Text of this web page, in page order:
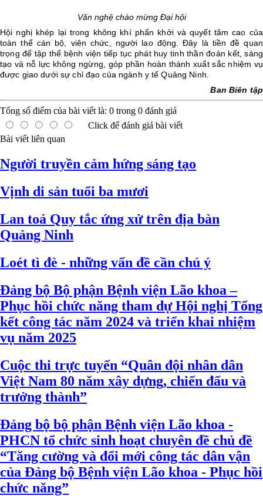
Văn nghệ chào mừng Đại hội
Hội nghị khép lại trong không khí phấn khởi và quyết tâm cao của
toàn thể cán bộ, viên chức, người lao động. Đây là tiền đề quan
trọng để tập thể bệnh viện tiếp tục phát huy tinh thần đoàn kết, sáng
tạo và nỗ lực không ngừng, góp phần hoàn thành xuất sắc nhiệm vụ
được giao dưới sự chỉ đạo của ngành y tế Quảng Ninh.
Ban Biên tập
Tổng số điểm của bài viết là: 0 trong 0 đánh giá
Click để đánh giá bài viết
Bài viết liên quan
Người truyền cảm hứng sáng tạo
Vịnh di sản tuổi ba mươi
Lan toả Quy tắc ứng xử trên địa bàn
Quảng Ninh
Loét tì đè - những vấn đề cần chú ý
Đảng bộ Bộ phận Bệnh viện Lão khoa –
Phục hồi chức năng tham dự Hội nghị Tổng
kết công tác năm 2024 và triển khai nhiệm
vụ năm 2025
Cuộc thi trực tuyến “Quân đội nhân dân
Việt Nam 80 năm xây dựng, chiến đấu và
trưởng thành”
Đảng bộ bộ phận Bệnh viện Lão khoa -
PHCN tổ chức sinh hoạt chuyên đề chủ đề
“Tăng cường và đổi mới công tác dân vận
của Đảng bộ Bệnh viện Lão khoa - Phục hồi
chức năng”